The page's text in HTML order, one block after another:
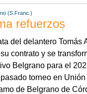
(S.Franc.)
refuerzos
del delantero Tomás
contrato y se
Belgrano para el
torneo en
de Belgrano de